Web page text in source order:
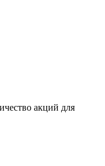
акций для